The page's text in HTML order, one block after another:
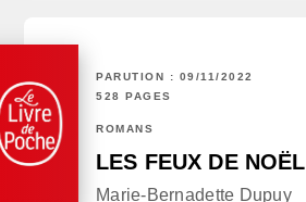
PARUTION : 09/11/2022
528 PAGES
ROMANS
LES FEUX DE NOËL
Marie-Bernadette Dupuy